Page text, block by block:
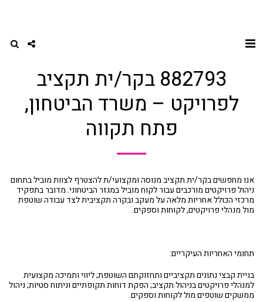
דף הבית
882793 בקר/ית תקציב לפרויקט – משרד הביטחון, פתח תקווה
882793 בקר/ית תקציב
לפרויקט – משרד הביטחון,
פתח תקווה
אנו מחפשים בקר/ית תקציב מנוסה ומקצועי/ת להצטרף לצוות מוביל בתחום
ניהול פרויקטים מורכבים עבור לקוח מוביל במגזר הביטחוני. מדובר בתפקיד
מרכזי הכולל אחריות מלאה על מעקב ובקרה תקציבית לצד עבודה שוטפת
מול מנהלי פרויקטים, לקוחות וספקים.
תחומי האחריות העיקריים:
בניית קבצי נתונים תקציביים ותחזוקתם השוטפת; ליווי ותמיכה מקצועית
למנהלי פרויקטים בניהול תקציב; הפקת דוחות תקופתיים וניתוח סטיות; ניהול
ממשקים שוטפים מול לקוחות וספקים.